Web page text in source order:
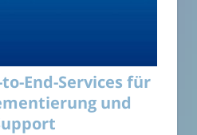
End-Services für
und